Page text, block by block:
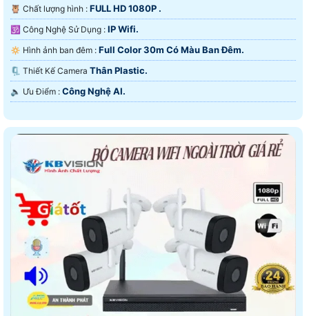
🦉 Chất lượng hình : FULL HD 1080P .
🕉️ Công Nghệ Sử Dụng : IP Wifi.
🔅 Hình ảnh ban đêm : Full Color 30m Có Màu Ban Ðêm.
🗜️ Thiết Kế Camera Thân Plastic.
️🔈 Ưu Điểm : Công Nghệ AI.